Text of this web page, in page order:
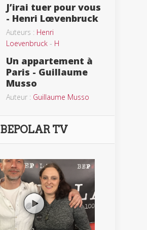
J’irai tuer pour vous
- Henri Lœvenbruck
Auteurs : Henri
Loevenbruck - H
Un appartement à
Paris - Guillaume
Musso
Auteur : Guillaume Musso
BEPOLAR TV